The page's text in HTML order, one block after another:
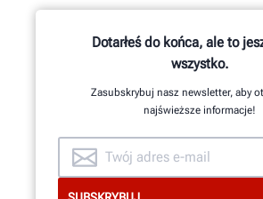
Dotarłeś do końca, ale to
wszystko.
Zasubskrybuj nasz newsletter, aby
najświeższe informacje!